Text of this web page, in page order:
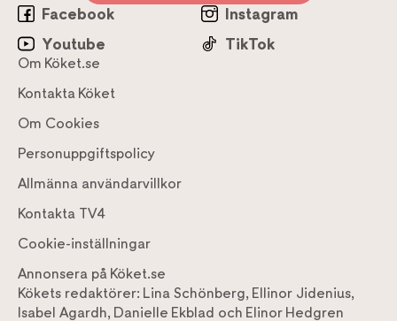
Facebook
Instagram
Youtube
TikTok
Om Köket.se
Kontakta Köket
Om Cookies
Personuppgiftspolicy
Allmänna användarvillkor
Kontakta TV4
Cookie-inställningar
Annonsera på Köket.se
Kökets redaktörer: Lina Schönberg, Ellinor Jidenius,
Isabel Agardh, Danielle Ekblad och Elinor Hedgren